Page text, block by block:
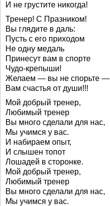
И не грустите никогда!
Тренер! С Празником!
Вы глядите в даль:
Пусть с его приходом
Не одну медаль
Принесут вам в спорте
Чудо-крепыши!
Желаем — вы не спорьте —
Вам счастья от души!!!
Мой добрый тренер,
Любимый тренер
Вы много сделали для нас,
Мы учимся у вас.
И набираем опыт,
И слышен топот
Лошадей в сторонке.
Мой добрый тренер,
Любимый тренер
Вы много сделали для нас,
Мы учимся у вас.